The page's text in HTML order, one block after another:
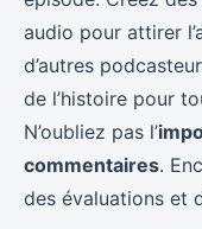
audio pour attirer
d’autres
de l’histoire pour
N’oubliez pas l’
commentaires.
des évaluations et